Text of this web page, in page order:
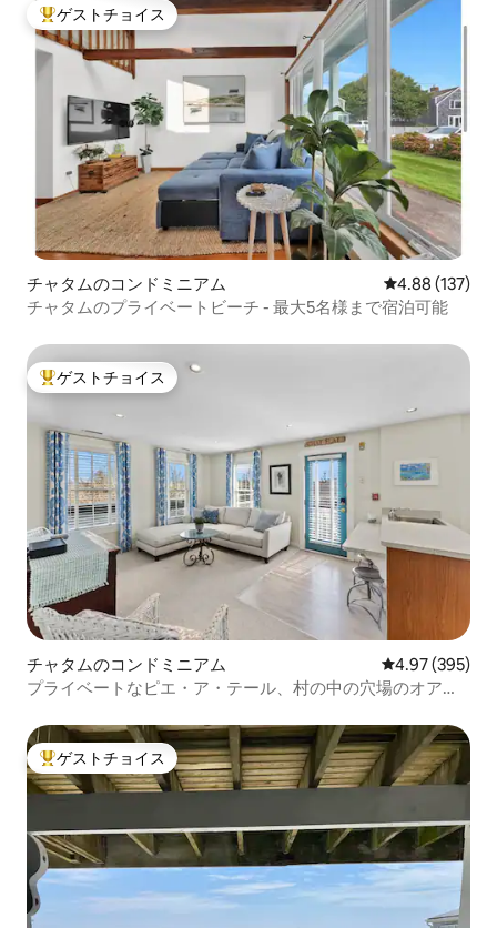
大好評のゲストチョイスです。
ゲストチョイス
チャタムのコンドミニアム レビュー137
4.88 (137)
チャタムのプライベートビーチ - 最大5名様まで宿泊可能
大好評のゲストチョイスです。
ゲストチョイス
チャタムのコンドミニアム レビュー395
4.97 (395)
プライベートなピエ・ア・テール、村の中の穴場のオアシ
大好評のゲストチョイスです。
ゲストチョイス